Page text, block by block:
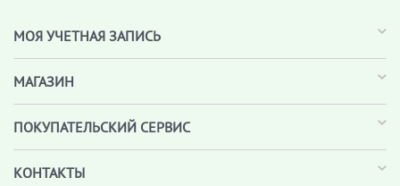
МОЯ УЧЕТНАЯ ЗАПИСЬ
МАГАЗИН
ПОКУПАТЕЛЬСКИЙ СЕРВИС
КОНТАКТЫ